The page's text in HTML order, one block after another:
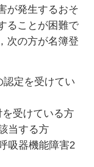
が発生するおそ
ることが困難で
次の方が名簿登
定を受けてい
受けている方
当する方
器機能障害2